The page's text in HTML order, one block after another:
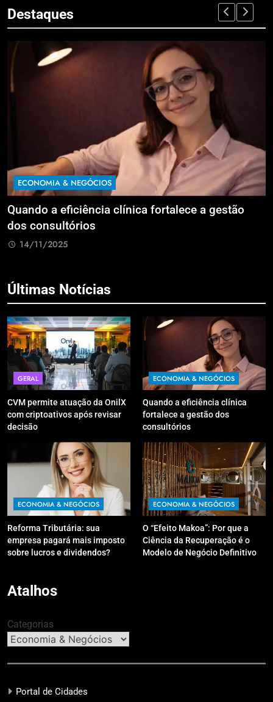
Destaques
ECONOMIA & NEGÓCIOS
Quando a eficiência clínica fortalece a gestão
dos consultórios
14/11/2025
Últimas Notícias
GERAL
CVM permite atuação da OnilX
com criptoativos após revisar
decisão
ECONOMIA & NEGÓCIOS
Quando a eficiência clínica
fortalece a gestão dos
consultórios
ECONOMIA & NEGÓCIOS
Reforma Tributária: sua
empresa pagará mais imposto
sobre lucros e dividendos?
ECONOMIA & NEGÓCIOS
O “Efeito Makoa”: Por que a
Ciência da Recuperação é o
Modelo de Negócio Definitivo
Atalhos
Categorias
Portal de Cidades